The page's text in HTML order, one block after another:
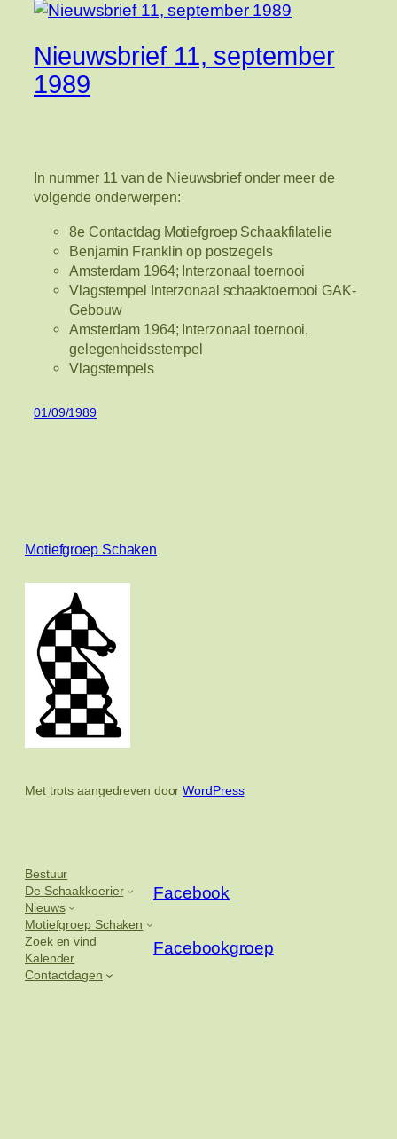
Nieuwsbrief 11, september
1989
In nummer 11 van de Nieuwsbrief onder meer de
volgende onderwerpen:
8e Contactdag Motiefgroep Schaakfilatelie
Benjamin Franklin op postzegels
Amsterdam 1964; Interzonaal toernooi
Vlagstempel Interzonaal schaaktoernooi GAK-
Gebouw
Amsterdam 1964; Interzonaal toernooi,
gelegenheidsstempel
Vlagstempels
01/09/1989
Motiefgroep Schaken
Met trots aangedreven doorWordPress
Bestuur
De Schaakkoerier
Nieuws
Motiefgroep Schaken
Zoek en vind
Kalender
Contactdagen
Facebook
Facebookgroep